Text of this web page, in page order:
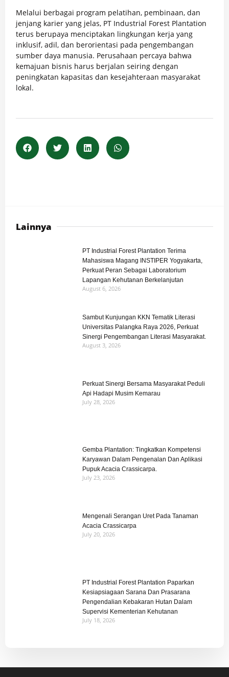
Melalui berbagai program pelatihan, pembinaan, dan
jenjang karier yang jelas, PT Industrial Forest Plantation
terus berupaya menciptakan lingkungan kerja yang
inklusif, adil, dan berorientasi pada pengembangan
sumber daya manusia. Perusahaan percaya bahwa
kemajuan bisnis harus berjalan seiring dengan
peningkatan kapasitas dan kesejahteraan masyarakat
lokal.
Lainnya
PT Industrial Forest Plantation Terima
Mahasiswa Magang INSTIPER Yogyakarta,
Perkuat Peran Sebagai Laboratorium
Lapangan Kehutanan Berkelanjutan
August 6, 2026
Sambut Kunjungan KKN Tematik Literasi
Universitas Palangka Raya 2026, Perkuat
Sinergi Pengembangan Literasi Masyarakat.
August 3, 2026
Perkuat Sinergi Bersama Masyarakat Peduli
Api Hadapi Musim Kemarau
July 28, 2026
Gemba Plantation: Tingkatkan Kompetensi
Karyawan Dalam Pengenalan Dan Aplikasi
Pupuk Acacia Crassicarpa.
July 23, 2026
Mengenali Serangan Uret Pada Tanaman
Acacia Crassicarpa
July 20, 2026
PT Industrial Forest Plantation Paparkan
Kesiapsiagaan Sarana Dan Prasarana
Pengendalian Kebakaran Hutan Dalam
Supervisi Kementerian Kehutanan
July 18, 2026